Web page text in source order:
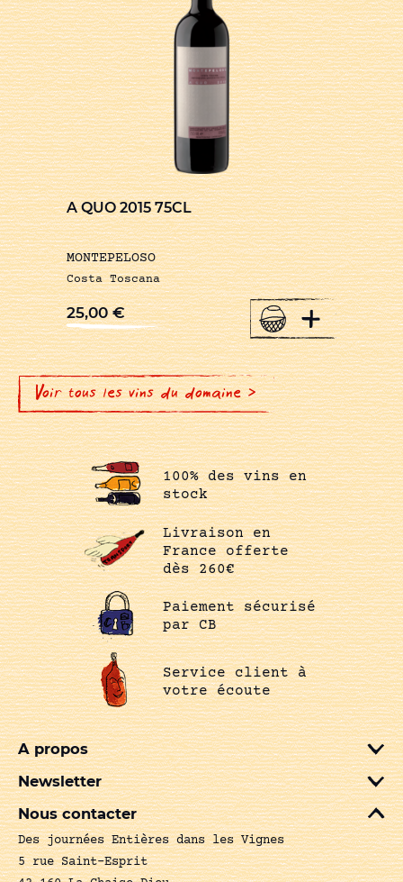
A QUO 2015 75CL
MONTEPELOSO
Costa Toscana
25,00€ +
Voir tous les vins du domaine >
100% des vins en
stock
Livraison en
France offerte
dès 260€
Paiement sécurisé
par CB
Service client à
votre écoute
A propos
Newsletter
Nous contacter
Des journées Entières dans les Vignes
5 rue Saint-Esprit